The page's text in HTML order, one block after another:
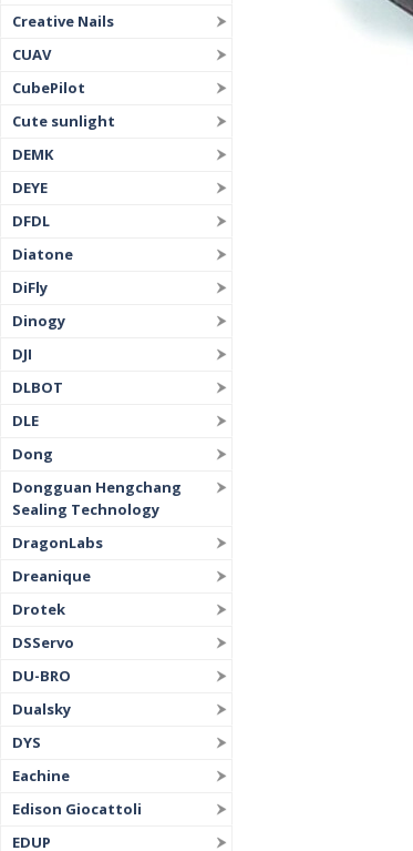
Creative Nails
CUAV
CubePilot
Cute sunlight
DEMK
DEYE
DFDL
Diatone
DiFly
Dinogy
DJI
DLBOT
DLE
Dong
Dongguan Hengchang
Sealing Technology
DragonLabs
Dreanique
Drotek
DSServo
DU-BRO
Dualsky
DYS
Eachine
Edison Giocattoli
EDUP